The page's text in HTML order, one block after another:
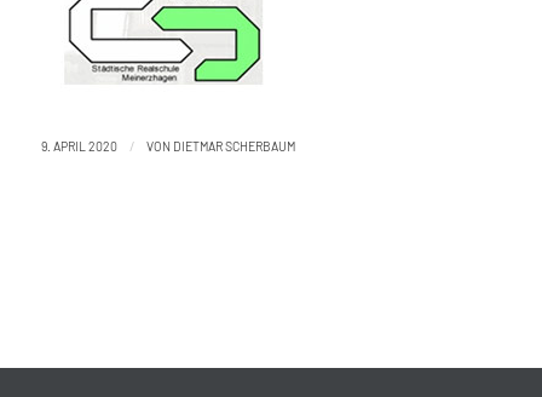
9. APRIL 2020 / VON DIETMAR SCHERBAUM